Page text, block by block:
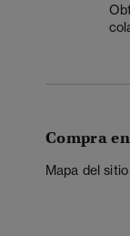
Compra
Mapa del sitio